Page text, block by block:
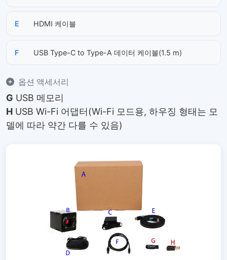
E HDMI 케이블
F USB Type-C to Type-A 데이터 케이블(1.5 m)
옵션 액세서리
G USB 메모리
H USB Wi-Fi 어댑터(Wi-Fi 모드용, 하우징 형태는 모
델에 따라 약간 다를 수 있음)